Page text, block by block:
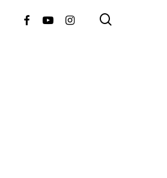
FacebookYoutubeInstagram